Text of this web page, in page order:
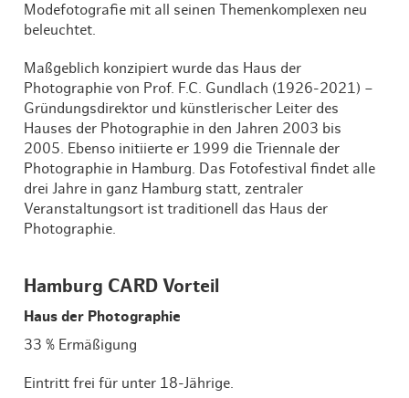
Modefotografie mit all seinen Themenkomplexen neu
beleuchtet.
Maßgeblich konzipiert wurde das Haus der
Photographie von Prof. F.C. Gundlach (1926-2021) –
Gründungsdirektor und künstlerischer Leiter des
Hauses der Photographie in den Jahren 2003 bis
2005. Ebenso initiierte er 1999 die Triennale der
Photographie in Hamburg. Das Fotofestival findet alle
drei Jahre in ganz Hamburg statt, zentraler
Veranstaltungsort ist traditionell das Haus der
Photographie.
Hamburg CARD Vorteil
Haus der Photographie
33 % Ermäßigung
Eintritt frei für unter 18-Jährige.